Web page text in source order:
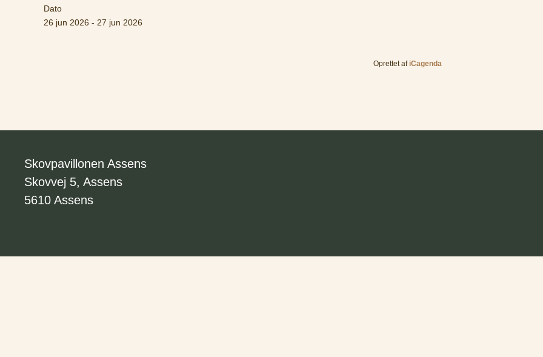
Dato
26 jun 2026 - 27 jun 2026
Oprettet af iCagenda
Skovpavillonen Assens
Skovvej 5, Assens
5610 Assens